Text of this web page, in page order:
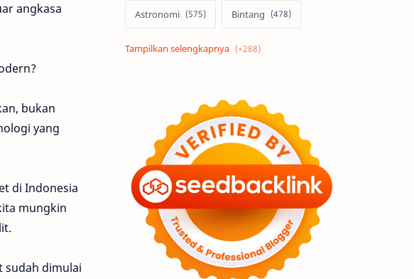
angkasa
bukan
yang
di Indonesia
mungkin
sudah dimulai
Astronomi Bintang
Alam semesta Galaksi
Tata Surya
Hype Astronot
Asteroid Observasi
Premium Komet
Penelitian